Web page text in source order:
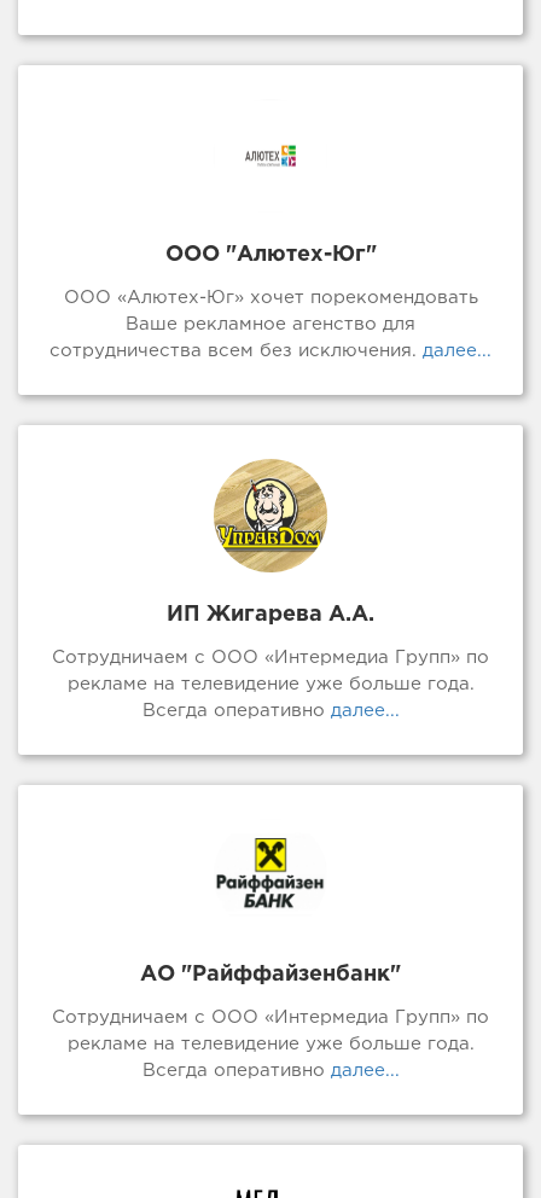
ООО "Алютех-Юг"
ООО «Алютех-Юг» хочет порекомендовать
Ваше рекламное агенство для
сотрудничества всем без исключения. далее...
ИП Жигарева А.А.
Сотрудничаем с ООО «Интермедиа Групп» по
рекламе на телевидение уже больше года.
Всегда оперативно далее...
АО "Райффайзенбанк"
Сотрудничаем с ООО «Интермедиа Групп» по
рекламе на телевидение уже больше года.
Всегда оперативно далее...